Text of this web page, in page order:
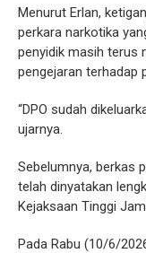
Menurut Erlan,
perkara narkotika
penyidik masih terus
pengejaran terhadap
“DPO sudah
ujarnya.
Sebelumnya, berkas
telah dinyatakan
Kejaksaan Tinggi
Pada Rabu (10/6/